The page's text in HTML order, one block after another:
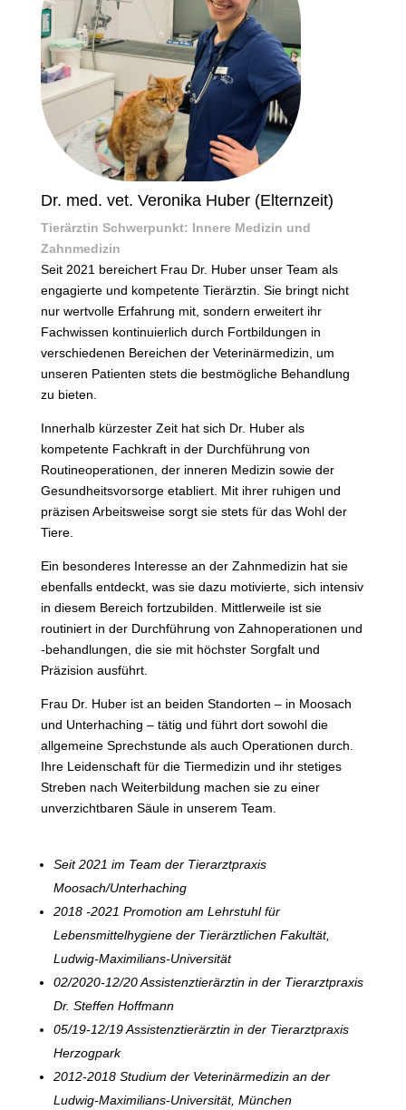
Dr. med. vet. Veronika Huber (Elternzeit)
Tierärztin Schwerpunkt: Innere Medizin und
Zahnmedizin
Seit 2021 bereichert Frau Dr. Huber unser Team als
engagierte und kompetente Tierärztin. Sie bringt nicht
nur wertvolle Erfahrung mit, sondern erweitert ihr
Fachwissen kontinuierlich durch Fortbildungen in
verschiedenen Bereichen der Veterinärmedizin, um
unseren Patienten stets die bestmögliche Behandlung
zu bieten.
Innerhalb kürzester Zeit hat sich Dr. Huber als
kompetente Fachkraft in der Durchführung von
Routineoperationen, der inneren Medizin sowie der
Gesundheitsvorsorge etabliert. Mit ihrer ruhigen und
präzisen Arbeitsweise sorgt sie stets für das Wohl der
Tiere.
Ein besonderes Interesse an der Zahnmedizin hat sie
ebenfalls entdeckt, was sie dazu motivierte, sich intensiv
in diesem Bereich fortzubilden. Mittlerweile ist sie
routiniert in der Durchführung von Zahnoperationen und
-behandlungen, die sie mit höchster Sorgfalt und
Präzision ausführt.
Frau Dr. Huber ist an beiden Standorten – in Moosach
und Unterhaching – tätig und führt dort sowohl die
allgemeine Sprechstunde als auch Operationen durch.
Ihre Leidenschaft für die Tiermedizin und ihr stetiges
Streben nach Weiterbildung machen sie zu einer
unverzichtbaren Säule in unserem Team.
Seit 2021 im Team der Tierarztpraxis
Moosach/Unterhaching
2018 -2021 Promotion am Lehrstuhl für
Lebensmittelhygiene der Tierärztlichen Fakultät,
Ludwig-Maximilians-Universität
02/2020-12/20 Assistenztierärztin in der Tierarztpraxis
Dr. Steffen Hoffmann
05/19-12/19 Assistenztierärztin in der Tierarztpraxis
Herzogpark
2012-2018 Studium der Veterinärmedizin an der
Ludwig-Maximilians-Universität, München